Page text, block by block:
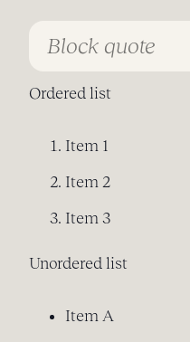
Block quote
Ordered list
Item 1
Item 2
Item 3
Unordered list
Item A